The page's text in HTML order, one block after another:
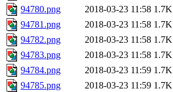
94780.png
2018-03-23 11:58 1.7K
94781.png
2018-03-23 11:58 1.7K
94782.png
2018-03-23 11:58 1.7K
94783.png
2018-03-23 11:58 1.7K
94784.png
2018-03-23 11:59 1.7K
94785.png
2018-03-23 11:59 1.7K